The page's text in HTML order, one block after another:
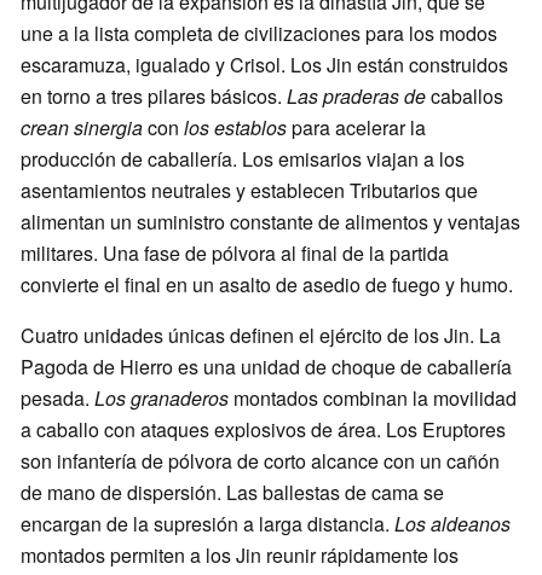
une a la lista completa de civilizaciones para los modos
escaramuza, igualado y Crisol. Los Jin están construidos
en torno a tres pilares básicos. Las praderas decaballos
crean sinergiacon los establospara acelerar la
producción de caballería. Los emisarios viajan a los
asentamientos neutrales y establecen Tributarios que
alimentan un suministro constante de alimentos y ventajas
militares. Una fase de pólvora al final de la partida
convierte el final en un asalto de asedio de fuego y humo.
Cuatro unidades únicas definen el ejército de los Jin. La
Pagoda de Hierro es una unidad de choque de caballería
pesada. Los granaderos montados combinan la movilidad
a caballo con ataques explosivos de área. Los Eruptores
son infantería de pólvora de corto alcance con un cañón
de mano de dispersión. Las ballestas de cama se
encargan de la supresión a larga distancia. Los aldeanos
montados permiten a los Jin reunir rápidamente los